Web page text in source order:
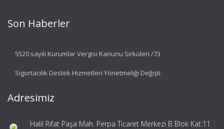
Son Haberler
5520 sayılı Kurumlar Vergisi Kanunu Sirküleri /73
Sigortacılık Destek Hizmetleri Yönetmeliği Değişti
Adresimiz
Halil Rıfat Paşa Mah. Perpa Ticaret Merkezi B Blok Kat:11